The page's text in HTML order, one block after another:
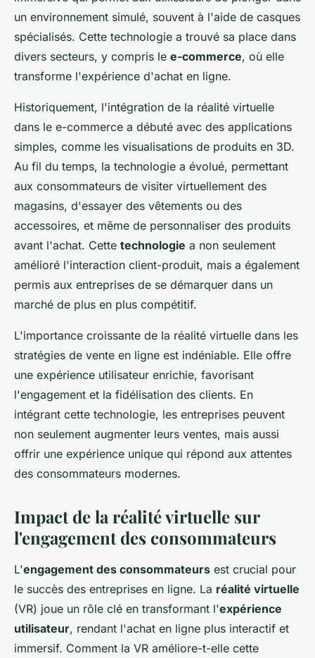
un environnement simulé, souvent à l'aide de casques
spécialisés. Cette technologie a trouvé sa place dans
divers secteurs, y compris le e-commerce, où elle
transforme l'expérience d'achat en ligne.
Historiquement, l'intégration de la réalité virtuelle
dans le e-commerce a débuté avec des applications
simples, comme les visualisations de produits en 3D.
Au fil du temps, la technologie a évolué, permettant
aux consommateurs de visiter virtuellement des
magasins, d'essayer des vêtements ou des
accessoires, et même de personnaliser des produits
avant l'achat. Cette technologie a non seulement
amélioré l'interaction client-produit, mais a également
permis aux entreprises de se démarquer dans un
marché de plus en plus compétitif.
L'importance croissante de la réalité virtuelle dans les
stratégies de vente en ligne est indéniable. Elle offre
une expérience utilisateur enrichie, favorisant
l'engagement et la fidélisation des clients. En
intégrant cette technologie, les entreprises peuvent
non seulement augmenter leurs ventes, mais aussi
offrir une expérience unique qui répond aux attentes
des consommateurs modernes.
Impact de la réalité virtuelle sur
l'engagement des consommateurs
L'engagement des consommateurs est crucial pour
le succès des entreprises en ligne. La réalité virtuelle
(VR) joue un rôle clé en transformant l'expérience
utilisateur, rendant l'achat en ligne plus interactif et
immersif. Comment la VR améliore-t-elle cette